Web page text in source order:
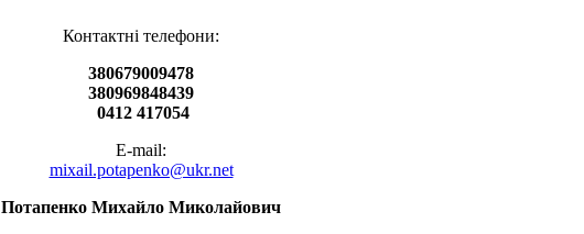
Контактні телефони:
380679009478
380969848439
0412 417054
E-mail:
mixail.potapenko@ukr.net
Потапенко Михайло Миколайович